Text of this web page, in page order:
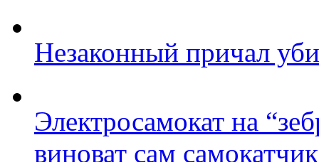
Незаконный причал
Электросамокат на
виноват сам самокатчик